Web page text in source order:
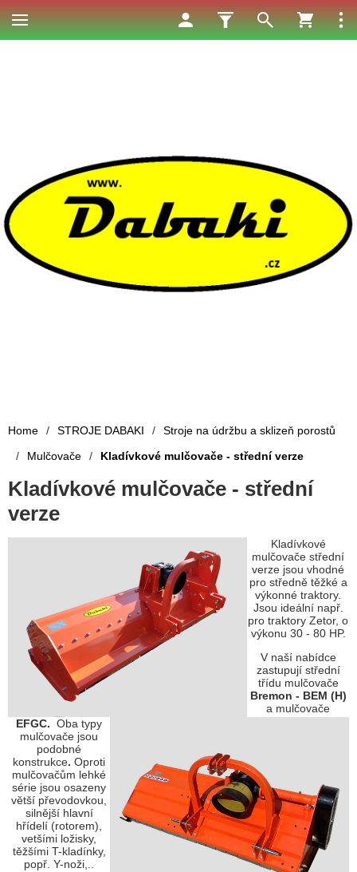
Home / STROJE DABAKI /
Stroje na údržbu a sklizeň porostů
/
Mulčovače / Kladívkové mulčovače - střední verze
Kladívkové mulčovače - střední
verze
Kladívkové
mulčovače střední
verze jsou vhodné
pro středně těžké a
výkonné traktory.
Jsou ideální např.
pro traktory Zetor, o
výkonu 30 - 80 HP.
V naší nabídce
zastupují střední
třídu mulčovače
Bremon - BEM (H)
a mulčovače
EFGC. Oba typy
mulčovače jsou
podobné
konstrukce. Oproti
mulčovačům lehké
série jsou osazeny
větší převodovkou,
silnější hlavní
hřídelí (rotorem),
vetšími ložisky,
těžšími T-kladínky,
popř. Y-noži,..